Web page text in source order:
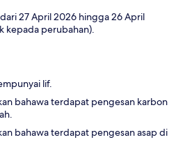
27 April 2026 hingga 26 April
kepada perubahan).
lif.
bahawa terdapat pengesan karbon
bahawa terdapat pengesan asap di